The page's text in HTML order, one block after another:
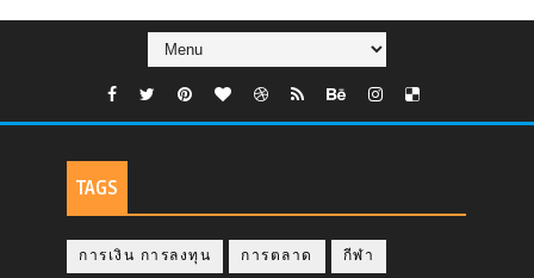
TAGS
การเงิน การลงทุน การตลาด กีฬา